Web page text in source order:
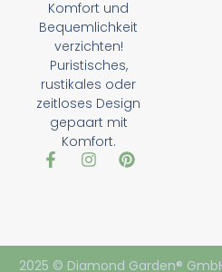
Komfort und
Bequemlichkeit
verzichten!
Puristisches,
rustikales oder
zeitloses Design
gepaart mit
Komfort.
2025 © Diamond Garden®